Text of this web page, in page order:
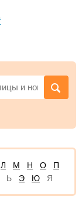
Л М Н О
П
Ь Э Ю Я